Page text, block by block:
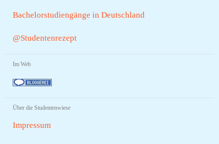
Bachelorstudiengänge in Deutschland
@Studentenrezept
Im Web
Über die Studentenwiese
Impressum